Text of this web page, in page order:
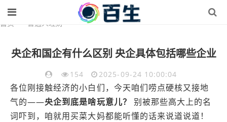
首页 普通人理财
央企和国企有什么区别 央企具体包括哪些企业
154 2025-09-24 10:00:04
各位刚接触经济的小白们，今天咱们唠点硬核又接地
气的——央企到底是啥玩意儿？
别被那些高大上的名
词吓到，咱就用买菜大妈都能听懂的话来说道说道！